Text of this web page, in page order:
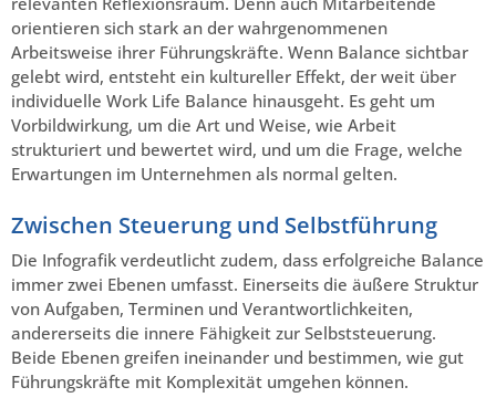
orientieren sich stark an der wahrgenommenen
Arbeitsweise ihrer Führungskräfte. Wenn Balance sichtbar
gelebt wird, entsteht ein kultureller Effekt, der weit über
individuelle Work Life Balance hinausgeht. Es geht um
Vorbildwirkung, um die Art und Weise, wie Arbeit
strukturiert und bewertet wird, und um die Frage, welche
Erwartungen im Unternehmen als normal gelten.
Zwischen Steuerung und Selbstführung
Die Infografik verdeutlicht zudem, dass erfolgreiche Balance
immer zwei Ebenen umfasst. Einerseits die äußere Struktur
von Aufgaben, Terminen und Verantwortlichkeiten,
andererseits die innere Fähigkeit zur Selbststeuerung.
Beide Ebenen greifen ineinander und bestimmen, wie gut
Führungskräfte mit Komplexität umgehen können.